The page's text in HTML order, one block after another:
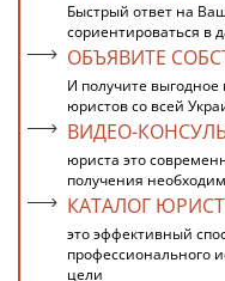
Быстрый ответ на
сориентироваться в
ОБЪЯВИТЕ
И получите
юристов со всей
ВИДЕО-
юриста это
получения
КАТАЛОГ
это эффективный
профессионального
цели